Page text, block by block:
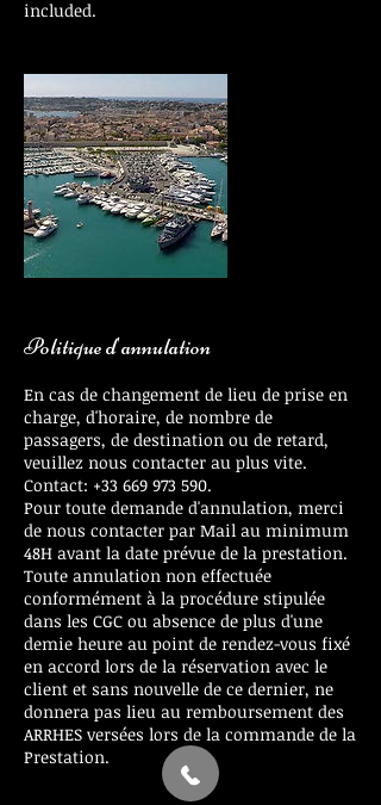
Politique d'annulation
En cas de changement de lieu de prise en
charge, d'horaire, de nombre de
passagers, de destination ou de retard,
veuillez nous contacter au plus vite.
Contact: +33 669 973 590.
Pour toute demande d'annulation, merci
de nous contacter par Mail au minimum
48H avant la date prévue de la prestation.
Toute annulation non effectuée
conformément à la procédure stipulée
dans les CGC ou absence de plus d'une
demie heure au point de rendez-vous fixé
en accord lors de la réservation avec le
client et sans nouvelle de ce dernier, ne
donnera pas lieu au remboursement des
ARRHES versées lors de la commande de la
Prestation.